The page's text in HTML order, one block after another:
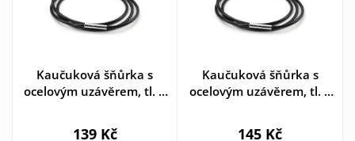
Kaučuková šňůrka s
ocelovým uzávěrem, tl. 2
139 Kč
Kaučuková šňůrka s
ocelovým uzávěrem, tl. 2
145 Kč